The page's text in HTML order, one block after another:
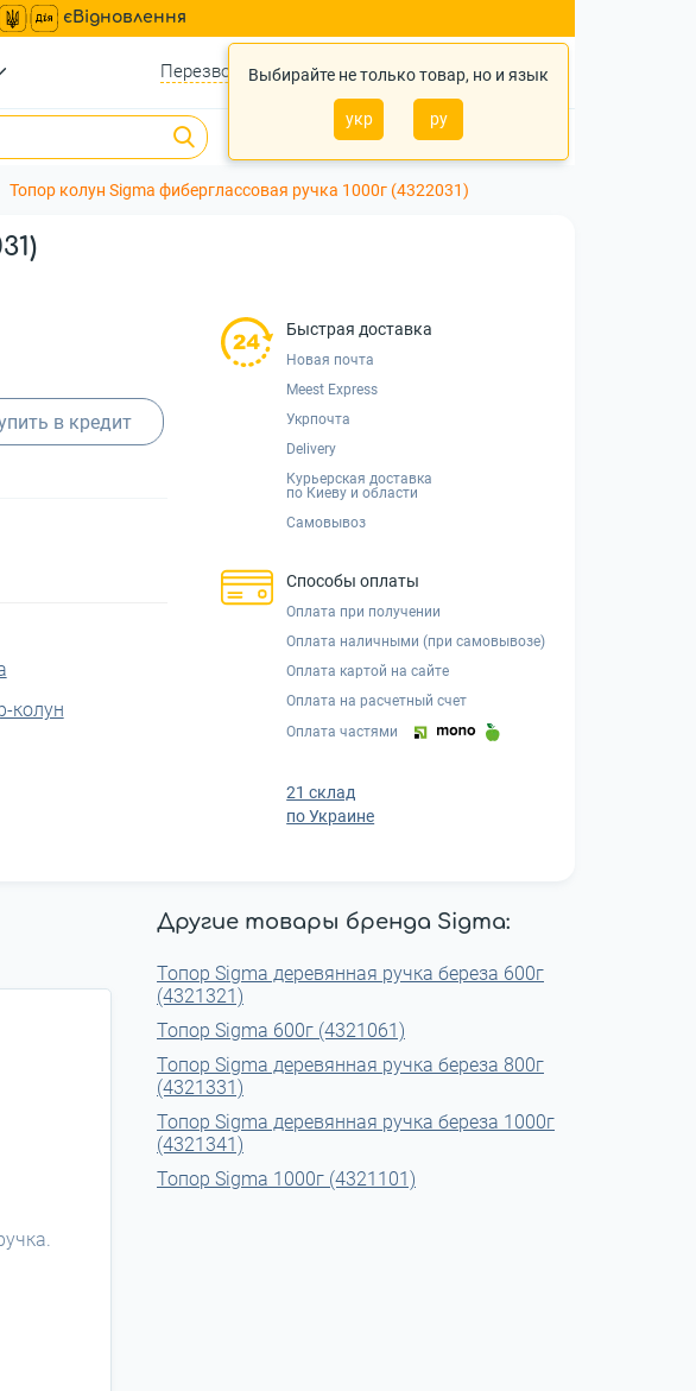
єВідновлення
Выбирайте не только товар, но и язык
укр ру
Перезвонить? Войти Укр Ру
0
Топор колун Sigma фиберглассовая ручка 1000г (4322031)
в кредит
колун
Быстрая доставка
Новая почта
Meest Express
Укрпочта
Delivery
Курьерская доставка
по Киеву и области
Самовывоз
Способы оплаты
Оплата при получении
Оплата наличными (при самовывозе)
Оплата картой на сайте
Оплата на расчетный счет
Оплата частями
21 склад
по Украине
Другие товары бренда Sigma:
Топор Sigma деревянная ручка береза 600г
(4321321)
Топор Sigma 600г (4321061)
Топор Sigma деревянная ручка береза 800г
(4321331)
Топор Sigma деревянная ручка береза 1000г
(4321341)
Топор Sigma 1000г (4321101)